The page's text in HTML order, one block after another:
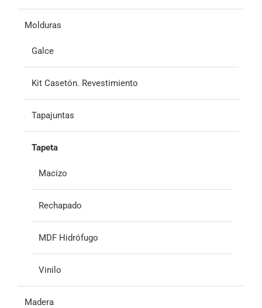
Molduras
Galce
Kit Casetón. Revestimiento
Tapajuntas
Tapeta
Macizo
Rechapado
MDF Hidrófugo
Vinilo
Madera